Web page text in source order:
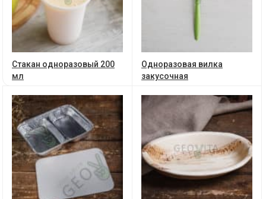
Стакан одноразовый 200
мл
Одноразовая вилка
закусочная